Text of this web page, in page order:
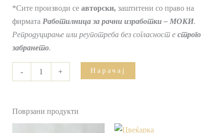
*Сите производи се авторски,заштитени со право на
фирмата Работилница за рачни изработки – МОКИ.
Репродуцирање или реупотреба без согласност е строго
забрането.
- + Нарачај
Поврзани продукти